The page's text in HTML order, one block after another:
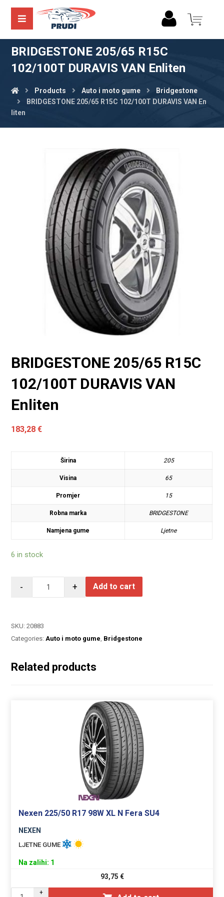
BRIDGESTONE 205/65 R15C
102/100T DURAVIS VAN Enliten
Products Auto i moto gume
Bridgestone
BRIDGESTONE 205/65 R15C 102/100T DURAVIS VAN En
liten
BRIDGESTONE 205/65 R15C
102/100T DURAVIS VAN
Enliten
183,28€
Širina 205
Visina 65
Promjer 15
Robna marka BRIDGESTONE
Namjena gume Ljetne
6 in stock
- + Add to cart
SKU:20883
Categories:Auto i moto gume, Bridgestone
Related products
Nexen 225/50 R17 98W XL N Fera SU4
NEXEN
LJETNE GUME
Na zalihi: 1
93,75 €
+